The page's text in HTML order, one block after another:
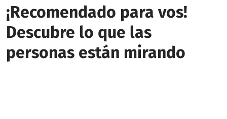
¡Recomendado para vos!
Descubre lo que las
personas están mirando